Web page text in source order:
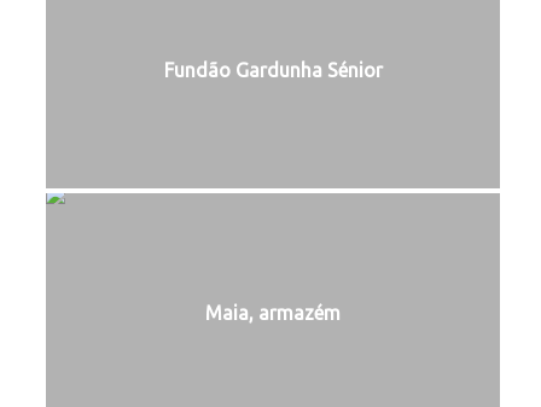
Fundão Gardunha Sénior
Maia, armazém